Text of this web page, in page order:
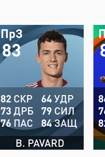
83
ПрЗ
B. PAVARD
82 СКР
73ДРБ
76 ПАС
64УДР
79 СИЛ
84ЗАЩ